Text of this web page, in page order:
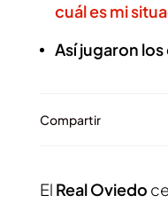
cuál es mi
Así jugaron
Compartir
El Real Oviedo